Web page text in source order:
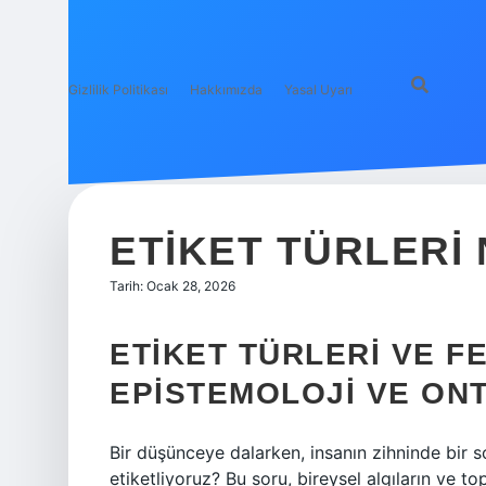
Gizlilik Politikası Hakkımızda Yasal Uyarı
ETIKET TÜRLERI
Tarih: Ocak 28, 2026
ETIKET TÜRLERI VE
EPISTEMOLOJI VE
Bir düşünceye dalarken, insanın zihninde bir
etiketliyoruz? Bu soru, bireysel algıların ve